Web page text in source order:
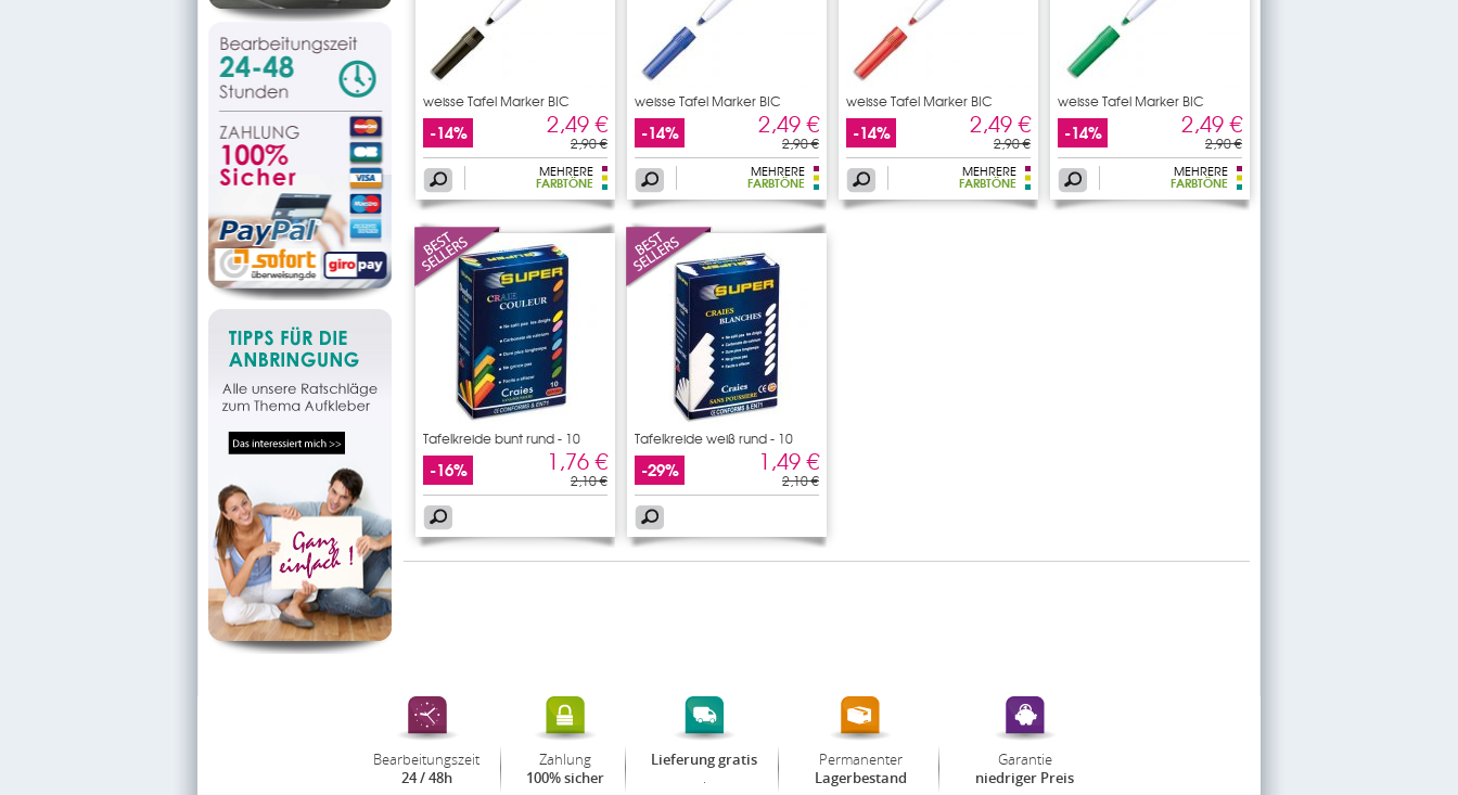
weisse Tafel Marker BIC
-14% 2,49 €
2,90 €
MEHRERE
FARBTÖNE
weisse Tafel Marker BIC
-14% 2,49 €
2,90 €
MEHRERE
FARBTÖNE
weisse Tafel Marker BIC
-14% 2,49 €
2,90 €
MEHRERE
FARBTÖNE
weisse Tafel Marker BIC
-14% 2,49 €
2,90 €
MEHRERE
FARBTÖNE
Tafelkreide bunt rund - 10
-16% 1,76 €
2,10 €
Tafelkreide weiß rund - 10
-29% 1,49 €
2,10 €
Bearbeitungszeit
24 / 48h
Zahlung
100% sicher
Lieferung gratis
.
Permanenter
Lagerbestand
Garantie
niedriger Preis